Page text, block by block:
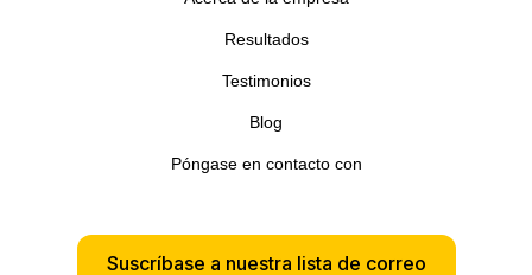
Resultados
Testimonios
Blog
Póngase en contacto con
Suscríbase a nuestra lista de correo